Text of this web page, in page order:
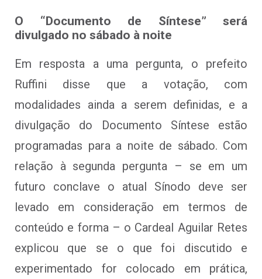
O “Documento de Síntese” será
divulgado no sábado à noite
Em resposta a uma pergunta, o prefeito
Ruffini disse que a votação, com
modalidades ainda a serem definidas, e a
divulgação do Documento Síntese estão
programadas para a noite de sábado. Com
relação à segunda pergunta – se em um
futuro conclave o atual Sínodo deve ser
levado em consideração em termos de
conteúdo e forma – o Cardeal Aguilar Retes
explicou que se o que foi discutido e
experimentado for colocado em prática,